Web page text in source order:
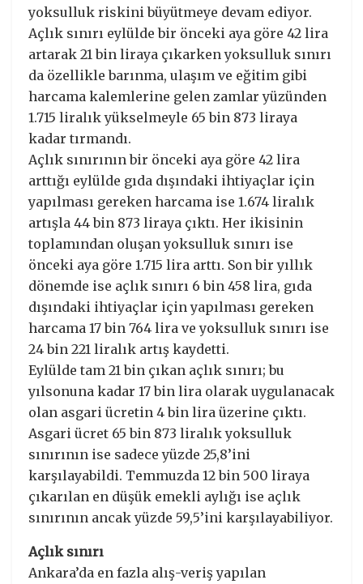
yoksulluk riskini büyütmeye devam ediyor.
Açlık sınırı eylülde bir önceki aya göre 42 lira
artarak 21 bin liraya çıkarken yoksulluk sınırı
da özellikle barınma, ulaşım ve eğitim gibi
harcama kalemlerine gelen zamlar yüzünden
1.715 liralık yükselmeyle 65 bin 873 liraya
kadar tırmandı.
Açlık sınırının bir önceki aya göre 42 lira
arttığı eylülde gıda dışındaki ihtiyaçlar için
yapılması gereken harcama ise 1.674 liralık
artışla 44 bin 873 liraya çıktı. Her ikisinin
toplamından oluşan yoksulluk sınırı ise
önceki aya göre 1.715 lira arttı. Son bir yıllık
dönemde ise açlık sınırı 6 bin 458 lira, gıda
dışındaki ihtiyaçlar için yapılması gereken
harcama 17 bin 764 lira ve yoksulluk sınırı ise
24 bin 221 liralık artış kaydetti.
Eylülde tam 21 bin çıkan açlık sınırı; bu
yılsonuna kadar 17 bin lira olarak uygulanacak
olan asgari ücretin 4 bin lira üzerine çıktı.
Asgari ücret 65 bin 873 liralık yoksulluk
sınırının ise sadece yüzde 25,8’ini
karşılayabildi. Temmuzda 12 bin 500 liraya
çıkarılan en düşük emekli aylığı ise açlık
sınırının ancak yüzde 59,5’ini karşılayabiliyor.
Açlık sınırı
Ankara’da en fazla alış-veriş yapılan